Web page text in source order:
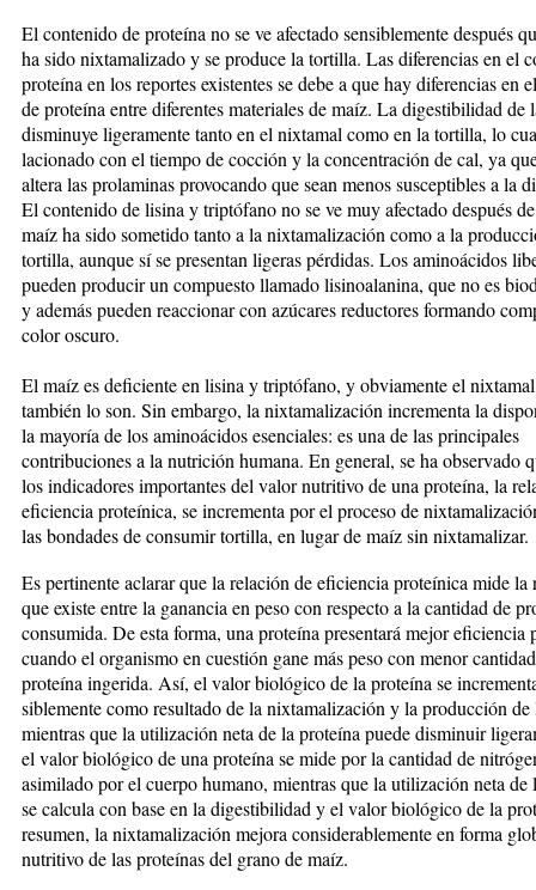
El contenido de proteína no se ve afectado sensible­men­te después
ha sido nixtamalizado y se pro­duce la tortilla. Las diferencias en el
proteína en los reportes existentes se debe a que hay diferencias en
de proteína entre diferentes materiales de maíz. La digestibilidad de
disminuye ligera­men­te tanto en el nixtamal como en la tortilla, lo
lacionado con el tiempo de cocción y la concentración de cal, ya
altera las prolaminas provocando que sean menos susceptibles a la
El contenido de lisina y triptófano no se ve muy afec­ta­do después
maíz ha sido sometido tanto a la nix­ta­ma­li­za­ción como a la
tortilla, aunque sí se presentan ligeras pérdidas. Los aminoácidos
pueden producir un compuesto llamado lisinoalanina, que no es
y además pueden reaccionar con azú­ca­res reductores formando
color oscuro.
El maíz es deficiente en lisina y triptófano, y obvia­men­te el
también lo son. Sin embargo, la nixtamalización incrementa la
la mayoría de los aminoácidos esenciales: es una de las prin­cipales
contribuciones a la nutrición humana. En general, se ha observado
los indicadores importantes del valor nutritivo de una pro­teí­na, la
eficiencia proteíni­ca, se incrementa por el proceso de
las bondades de consumir tortilla, en lugar de maíz sin nixtamalizar.
Es pertinente aclarar que la re­­lación de eficiencia proteínica mi­de la
que existe entre la ga­­nancia en peso con respecto a la can­tidad de
consumida. De esta forma, una proteína pre­sen­tará mejor eficiencia
cuan­do el organismo en cuestión ga­ne más peso con menor
proteína ingerida. Así, el valor bio­ló­gico de la proteína se
siblemente como re­sultado de la nixtamalización y la producción
mientras que la utilización neta de la proteína puede disminuir
el valor bio­lógico de una pro­teína se mide por la cantidad de
asimi­lado por el cuerpo humano, mientras que la utilización neta de
se calcula con base en la digestibilidad y el valor biológico de la
resumen, la nixta­ma­lización mejora considerablemente en forma
nutritivo de las proteínas del gra­no de maíz.